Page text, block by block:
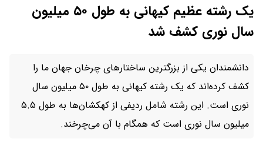
یک رشته عظیم کیهانی به طول ۵۰ میلیون
سال نوری کشف شد
دانشمندان یکی از بزرگترین ساختارهای چرخان جهان ما را
کشف کرده‌اند که یک رشته کیهانی به طول ۵۰ میلیون سال
نوری است. این رشته شامل ردیفی از کهکشان‌ها به طول ۵.۵
میلیون سال نوری است که همگام با آن می‌چرخند.